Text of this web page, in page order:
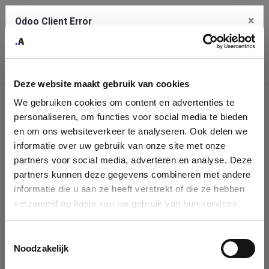
Deze website maakt gebruik van cookies
We gebruiken cookies om content en advertenties te
personaliseren, om functies voor social media te bieden
en om ons websiteverkeer te analyseren. Ook delen we
informatie over uw gebruik van onze site met onze
partners voor social media, adverteren en analyse. Deze
partners kunnen deze gegevens combineren met andere
informatie die u aan ze heeft verstrekt of die ze hebben
verzameld op basis van uw gebruik van hun services.
Noodzakelijk
Company
Identification
Please fill in your company details
You can search a company in our database by name, VAT or
enterprise ID. When a company is selected it will auto-complete the
form. If you don't find your company in our database, you can create
Odoo Client Error ×
service.
See details
Ok